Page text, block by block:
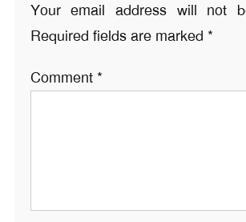
Your email address will not
Required fields are marked *
Comment *